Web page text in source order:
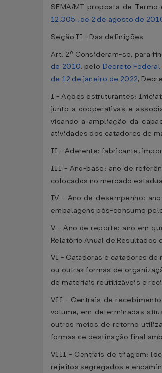
SEMA/MT proposta de
12.305 , de 2 de agosto de
Seção II - Das definições
Art. 2º Consideram-se, para
de 2010, pelo Decreto
de 12 de janeiro de 2022,
I - Ações estruturantes:
junto a cooperativas e
visando a ampliação da
atividades dos catadores de
II - Aderente: fabricante,
III - Ano-base: ano de
colocados no mercado
IV - Ano de desempenho:
embalagens pós-consumo
V - Ano de reporte: ano em
Relatório Anual de
VI - Catadoras e catadores
ou outras formas de
de materiais reutilizáveis e
VII - Centrais de
volume, em determinadas
outros meios de retorno
formas de destinação final
VIII - Centrais de triagem:
rejeitos segregados e